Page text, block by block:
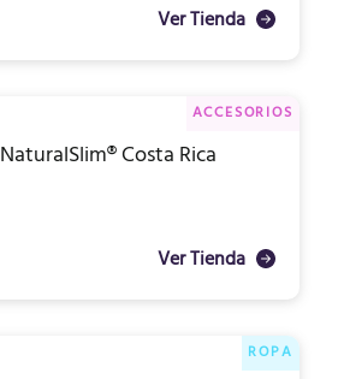
Ver Tienda
ACCESORIOS
NaturalSlim® Costa Rica
Ver Tienda
ROPA